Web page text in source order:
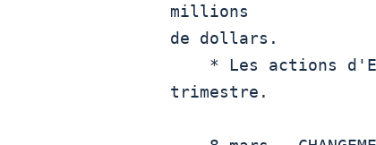
millions
de dollars.
trimestre.